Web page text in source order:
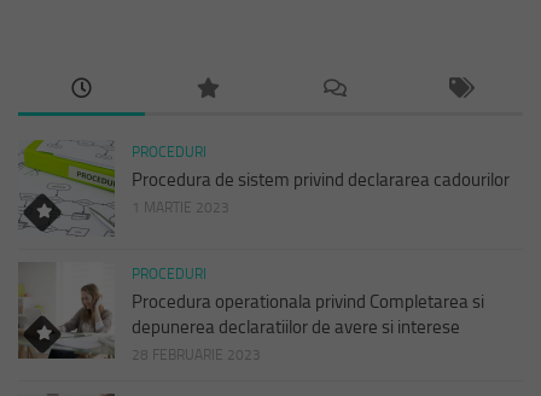
PROCEDURI
Procedura de sistem privind declararea cadourilor
1 MARTIE 2023
PROCEDURI
Procedura operationala privind Completarea si
depunerea declaratiilor de avere si interese
28 FEBRUARIE 2023